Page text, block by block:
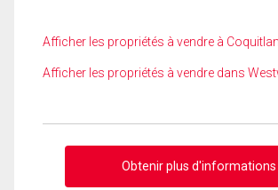
Afficher les propriétés à vendre à
Afficher les propriétés à vendre dans
Obtenir plus d'informations